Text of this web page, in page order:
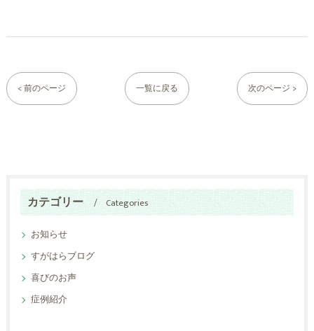
< 前のページ 一覧に戻る 次のページ >
カテゴリー Categories
お知らせ
すがはらブログ
喜びのお声
症例紹介